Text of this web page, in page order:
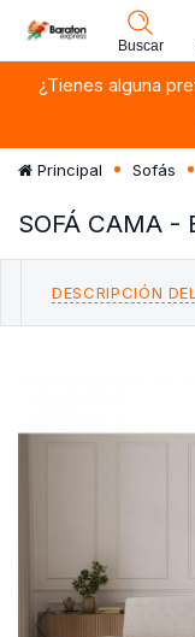
Buscar
¿Tienes alguna
Principal Sofás
SOFÁ CAMA -
DESCRIPCIÓN